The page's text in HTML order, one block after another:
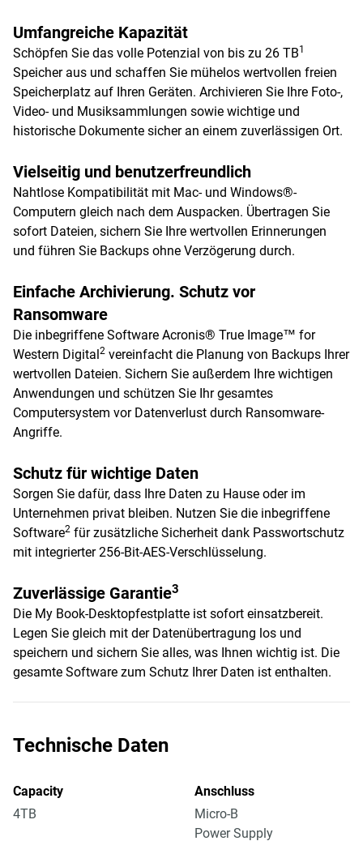
Umfangreiche Kapazität
Schöpfen Sie das volle Potenzial von bis zu 26 TB1
Speicher aus und schaffen Sie mühelos wertvollen freien
Speicherplatz auf Ihren Geräten. Archivieren Sie Ihre Foto-,
Video- und Musiksammlungen sowie wichtige und
historische Dokumente sicher an einem zuverlässigen Ort.
Vielseitig und benutzerfreundlich
Nahtlose Kompatibilität mit Mac- und Windows®-
Computern gleich nach dem Auspacken. Übertragen Sie
sofort Dateien, sichern Sie Ihre wertvollen Erinnerungen
und führen Sie Backups ohne Verzögerung durch.
Einfache Archivierung. Schutz vor
Ransomware
Die inbegriffene Software Acronis® True Image™ for
Western Digital2 vereinfacht die Planung von Backups Ihrer
wertvollen Dateien. Sichern Sie außerdem Ihre wichtigen
Anwendungen und schützen Sie Ihr gesamtes
Computersystem vor Datenverlust durch Ransomware-
Angriffe.
Schutz für wichtige Daten
Sorgen Sie dafür, dass Ihre Daten zu Hause oder im
Unternehmen privat bleiben. Nutzen Sie die inbegriffene
Software2 für zusätzliche Sicherheit dank Passwortschutz
mit integrierter 256-Bit-AES-Verschlüsselung.
Zuverlässige Garantie3
Die My Book-Desktopfestplatte ist sofort einsatzbereit.
Legen Sie gleich mit der Datenübertragung los und
speichern und sichern Sie alles, was Ihnen wichtig ist. Die
gesamte Software zum Schutz Ihrer Daten ist enthalten.
Technische Daten
Capacity
4TB
Anschluss
Micro-B
Power Supply